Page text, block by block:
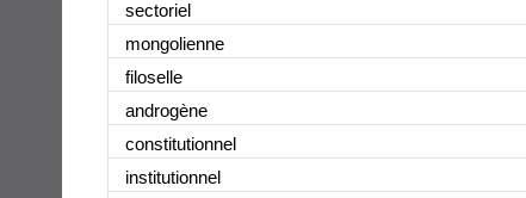
sectoriel
mongolienne
filoselle
androgène
constitutionnel
institutionnel